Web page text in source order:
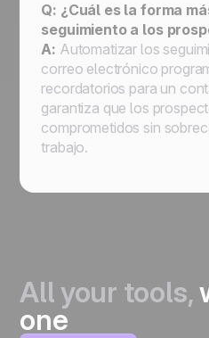
Q: ¿Cuál es la forma
seguimiento a los
A: Automatizar los
correo electrónico
recordatorios para un
garantiza que los
comprometidos sin
trabajo.
All your tools,
one